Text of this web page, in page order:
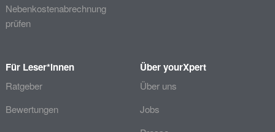
Nebenkostenabrechnung
prüfen
Für Leser*innen
Ratgeber
Bewertungen
Über yourXpert
Über uns
Jobs